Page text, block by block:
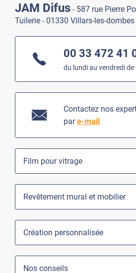
JAM Difus - 587 rue Pierre
Tuilerie - 01330 Villars-les-dombes
00 33 472 41
du lundi au vendredi de
Contactez nos
pare-mail
Film pour vitrage
Revêtement mural et mobilier
Création personnalisée
Nos conseils